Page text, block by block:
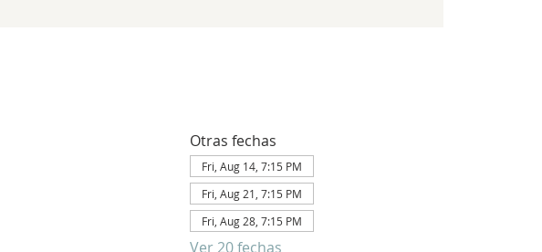
Otras fechas
Fri, Aug 14, 7:15 PM
Fri, Aug 21, 7:15 PM
Fri, Aug 28, 7:15 PM
Ver 20 fechas